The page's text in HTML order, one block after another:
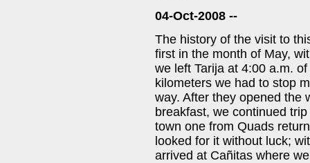
04-Oct-2008 --
The history of the visit to
first in the month of May,
we left Tarija at 4:00 a.m.
kilometers we had to stop
way. After they opened the
breakfast, we continued
town one from Quads
looked for it without luck;
arrived at Cañitas where